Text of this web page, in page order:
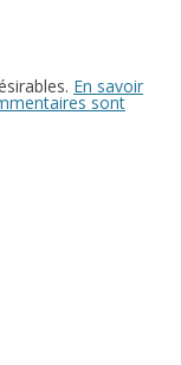
En savoir
sont